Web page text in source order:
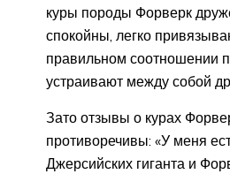
куры породы Форверк
спокойны, легко
правильном соотношении
устраивают между собой
Зато отзывы о курах
противоречивы: «У меня
Джерсийских гиганта и